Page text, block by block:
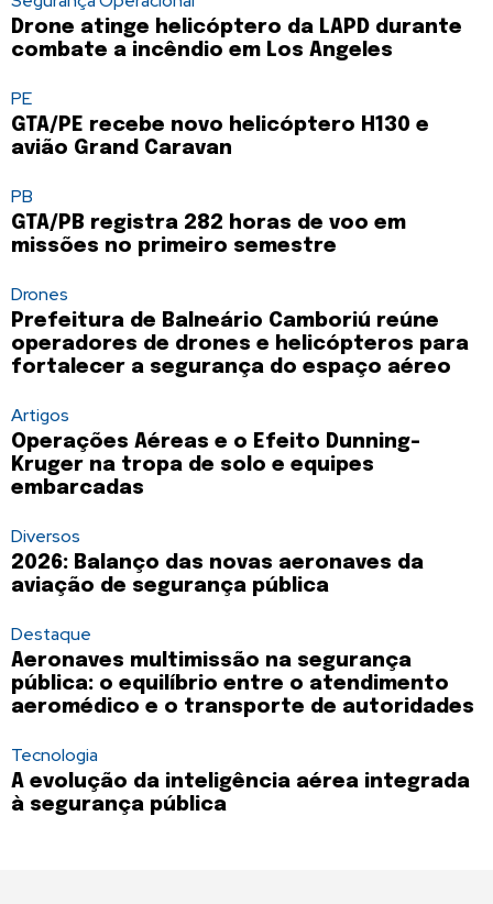
Drone atinge helicóptero da LAPD durante
combate a incêndio em Los Angeles
PE
GTA/PE recebe novo helicóptero H130 e
avião Grand Caravan
PB
GTA/PB registra 282 horas de voo em
missões no primeiro semestre
Drones
Prefeitura de Balneário Camboriú reúne
operadores de drones e helicópteros para
fortalecer a segurança do espaço aéreo
Artigos
Operações Aéreas e o Efeito Dunning-
Kruger na tropa de solo e equipes
embarcadas
Diversos
2026: Balanço das novas aeronaves da
aviação de segurança pública
Destaque
Aeronaves multimissão na segurança
pública: o equilíbrio entre o atendimento
aeromédico e o transporte de autoridades
Tecnologia
A evolução da inteligência aérea integrada
à segurança pública